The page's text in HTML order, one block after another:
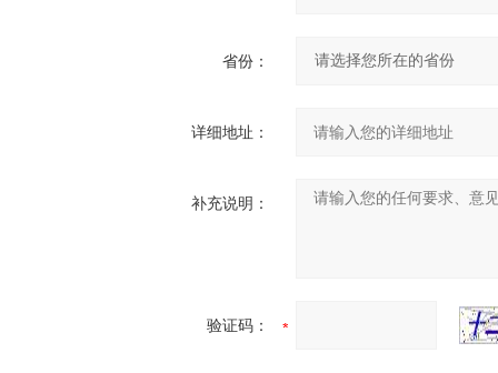
省份：
详细地址：
补充说明：
验证码：